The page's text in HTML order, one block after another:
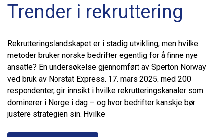
Trender i rekruttering
Rekrutteringslandskapet er i stadig utvikling, men hvilke
metoder bruker norske bedrifter egentlig for å finne nye
ansatte? En undersøkelse gjennomført av Sperton Norway
ved bruk av Norstat Express, 17. mars 2025, med 200
respondenter, gir innsikt i hvilke rekrutteringskanaler som
dominerer i Norge i dag – og hvor bedrifter kanskje bør
justere strategien sin. Hvilke